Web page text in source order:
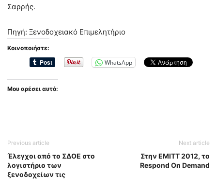
Σαρρής.
Πηγή: Ξενοδοχειακό Επιμελητήριο
Κοινοποιήστε:
WhatsApp
Μου αρέσει αυτό:
Previous article
Έλεγχοι από το ΣΔΟΕ στο
λογιστήριο των
ξενοδοχείων τις
Next article
Στην ΕΜΙΤΤ 2012, το
Respond On Demand